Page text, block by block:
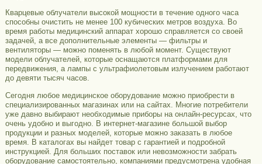
Кварцевые облучатели высокой мощности в течение одного часа
способны очистить не менее 100 кубических метров воздуха. Во
время работы медицинский аппарат хорошо справляется со своей
задачей, а все дополнительные элементы — фильтры и
вентиляторы — можно поменять в любой момент. Существуют
модели облучателей, которые оснащаются платформами для
передвижения, а лампы с ультрафиолетовым излучением работают
до девяти тысяч часов.
Сегодня любое медицинское оборудование можно приобрести в
специализированных магазинах или на сайтах. Многие потребители
уже давно выбирают необходимые приборы на онлайн-ресурсах, что
очень удобно и выгодно. В интернет-магазине большой выбор
продукции и разных моделей, которые можно заказать в любое
время. В каталогах вы найдет товар с гарантией и подробной
инструкцией. Для больших поставок или невозможности забрать
оборудование самостоятельно, компаниями предусмотрена удобная